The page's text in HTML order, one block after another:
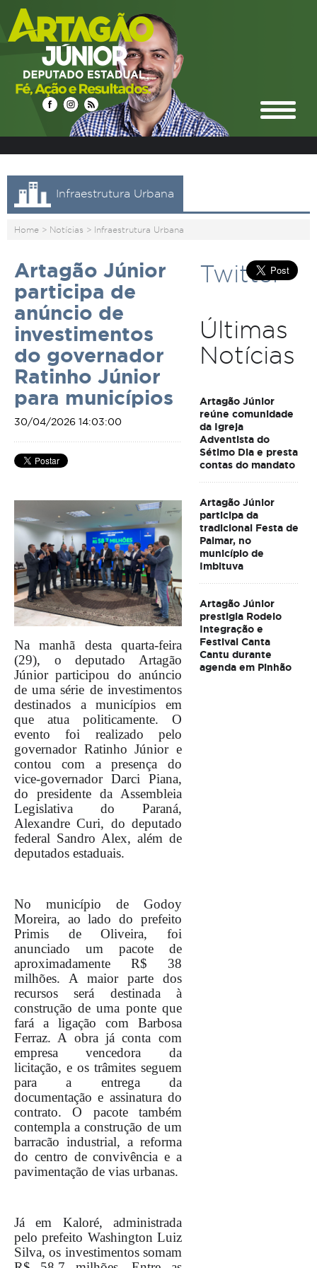
Infraestrutura Urbana
Home > Notícias > Infraestrutura Urbana
Artagão Júnior
participa de
anúncio de
investimentos
do governador
Ratinho Júnior
para municípios
30/04/2026 14:03:00
Na manhã desta quarta-feira
(29), o deputado Artagão
Júnior participou do anúncio
de uma série de investimentos
destinados a municípios em
que atua politicamente. O
evento foi realizado pelo
governador Ratinho Júnior e
contou com a presença do
vice-governador Darci Piana,
do presidente da Assembleia
Legislativa do Paraná,
Alexandre Curi, do deputado
federal Sandro Alex, além de
deputados estaduais.
No município de Godoy
Moreira, ao lado do prefeito
Primis de Oliveira, foi
anunciado um pacote de
aproximadamente R$ 38
milhões. A maior parte dos
recursos será destinada à
construção de uma ponte que
fará a ligação com Barbosa
Ferraz. A obra já conta com
empresa vencedora da
licitação, e os trâmites seguem
para a entrega da
documentação e assinatura do
contrato. O pacote também
contempla a construção de um
barracão industrial, a reforma
do centro de convivência e a
pavimentação de vias urbanas.
Já em Kaloré, administrada
pelo prefeito Washington Luiz
Silva, os investimentos somam
Twitter
Últimas
Notícias
Artagão Júnior
reúne comunidade
da Igreja
Adventista do
Sétimo Dia e presta
contas do mandato
Artagão Júnior
participa da
tradicional Festa de
Palmar, no
município de
Imbituva
Artagão Júnior
prestigia Rodeio
Integração e
Festival Canta
Cantu durante
agenda em Pinhão